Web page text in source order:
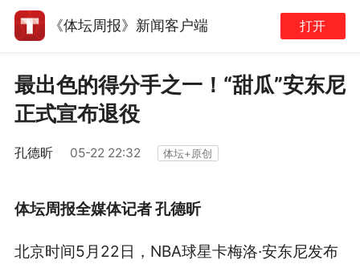
《体坛周报》新闻客户端 打开
最出色的得分手之一！“甜瓜”安东尼
正式宣布退役
孔德昕 05-22 22:32 体坛+原创
体坛周报全媒体记者 孔德昕
北京时间5月22日，NBA球星卡梅洛·安东尼发布